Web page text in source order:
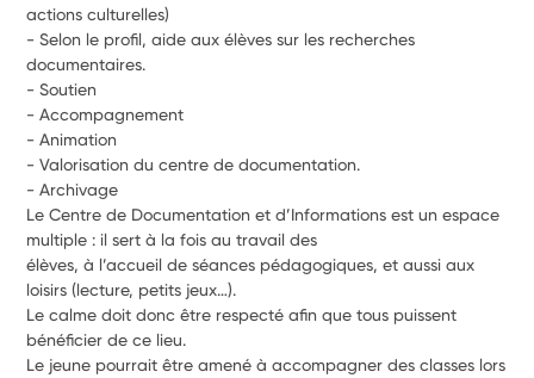
actions culturelles)
- Selon le profil, aide aux élèves sur les recherches
documentaires.
- Soutien
- Accompagnement
- Animation
- Valorisation du centre de documentation.
- Archivage
Le Centre de Documentation et d’Informations est un espace
multiple : il sert à la fois au travail des
élèves, à l’accueil de séances pédagogiques, et aussi aux
loisirs (lecture, petits jeux…).
Le calme doit donc être respecté afin que tous puissent
bénéficier de ce lieu.
Le jeune pourrait être amené à accompagner des classes lors